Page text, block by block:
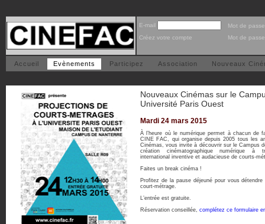
E-mail
Mot de passe
Créez votre compte
Mot de
Accueil Evènements Participez Association Nouveaux
Nouveaux Cinémas sur le
Université Paris Ouest
Mardi 24 mars 2015
À l’heure où le numérique permet à chacun de
CINE FAC, qui organise depuis 2005 tous les
Cinémas, vous invite à découvrir sur le Campus
création cinématographique numérique à
international inventive et audacieuse de courts-
Faites un break cinéma !
Profitez de la pause déjeuné pour vous
court-métrage.
L’entrée est gratuite.
Réservation conseillée, complétez ce formulaire